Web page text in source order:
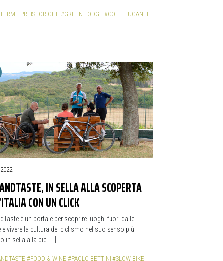
PREISTORICHE #GREEN LODGE #COLLI EUGANEI
IN SELLA ALLA SCOPERTA
CON UN CLICK
è un portale per scoprire luoghi fuori dalle
e vivere la cultura del ciclismo nel suo senso più
in sella alla bici […]
#FOOD & WINE #PAOLO BETTINI #SLOW BIKE